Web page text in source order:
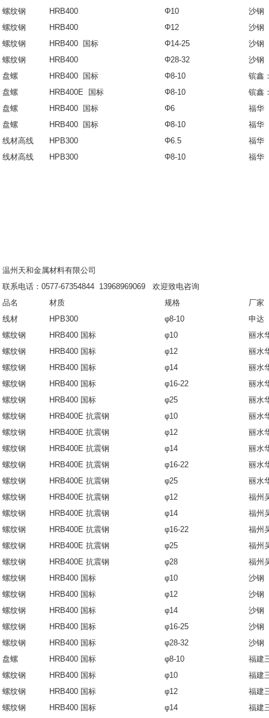
螺纹钢
HRB400 Φ10
沙钢
螺纹钢
HRB400 Φ12
沙钢
螺纹钢
HRB400 国标 Φ14-25
沙钢
螺纹钢
HRB400 Φ28-32
沙钢
盘螺
HRB400 国标 Φ8-10
镔鑫
盘螺
HRB400E 国标 Φ8-10
镔鑫
盘螺
HRB400 国标 Φ6
福华
盘螺
HRB400 国标 Φ8-10
福华
线材高线
HPB300 Φ6.5
福华
线材高线
HPB300 Φ8-10 福华
温州天和金属材料有限公司
联系电话：0577-67354844 13968969069 欢迎致电咨询
品名
材质 规格
厂家
线材
HPB300 φ8-10
申达
螺纹钢
HRB400 国标 φ10
丽水
螺纹钢
HRB400 国标 φ12
丽水
螺纹钢
HRB400 国标 φ14
丽水
螺纹钢
HRB400 国标 φ16-22
丽水
螺纹钢
HRB400 国标 φ25
丽水
螺纹钢
HRB400E 抗震钢 φ10
丽水
螺纹钢
HRB400E 抗震钢 φ12
丽水
螺纹钢
HRB400E 抗震钢 φ14
丽水
螺纹钢
HRB400E 抗震钢 φ16-22
丽水
螺纹钢
HRB400E 抗震钢 φ25
丽水
螺纹钢
HRB400E 抗震钢 φ12
福州
螺纹钢
HRB400E 抗震钢 φ14
福州
螺纹钢
HRB400E 抗震钢 φ16-22
福州
螺纹钢
HRB400E 抗震钢 φ25
福州
螺纹钢
HRB400E 抗震钢 φ28
福州
螺纹钢
HRB400 国标 φ10
沙钢
螺纹钢
HRB400 国标 φ12
沙钢
螺纹钢
HRB400 国标 φ14
沙钢
螺纹钢
HRB400 国标 φ16-25
沙钢
螺纹钢
HRB400 国标 φ28-32
沙钢
盘螺
HRB400 国标 φ8-10
福建
螺纹钢
HRB400 国标 φ10
福建
螺纹钢
HRB400 国标 φ12
福建
螺纹钢
HRB400 国标 φ14
福建